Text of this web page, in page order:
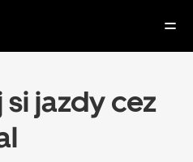
jazdy cez